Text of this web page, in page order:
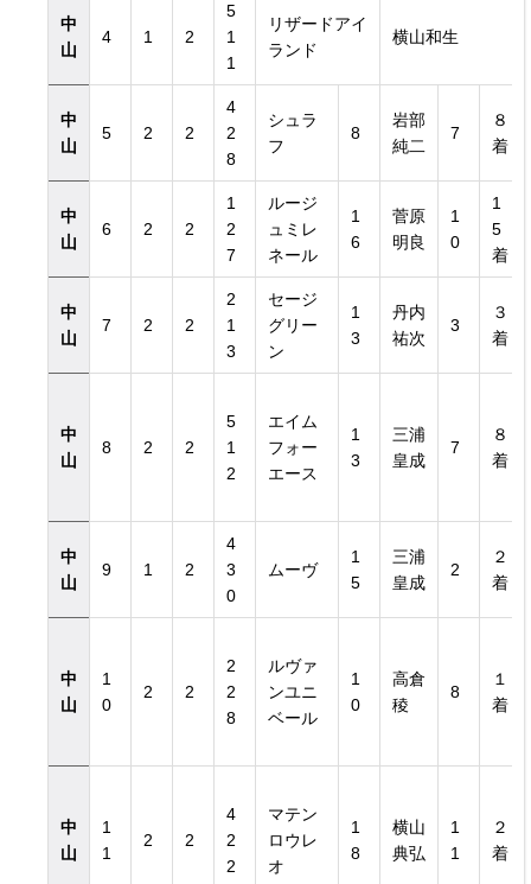
中
山
4 1 2
5
1
1
リザードアイ
ランド
横山和生
中
山
5 2 2
4
2
8
シュラ
フ
8
岩部
純二
7
８
着
中
山
6 2 2
1
2
7
ルージ
ュミレ
ネール
1
6
菅原
明良
1
0
1
5
着
中
山
7 2 2
2
1
3
セージ
グリー
ン
1
3
丹内
祐次
3
３
着
中
山
8 2 2
5
1
2
エイム
フォー
エース
1
3
三浦
皇成
7
８
着
中
山
9 1 2
4
3
0
ムーヴ
1
5
三浦
皇成
2
２
着
中
山
1
0
2 2
2
2
8
ルヴァ
ンユニ
ベール
1
0
高倉
稜
8
１
着
中
山
1
1
2 2
4
2
2
マテン
ロウレ
オ
1
8
横山
典弘
1
1
２
着